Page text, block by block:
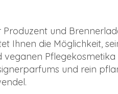
Produzent und
Ihnen die Möglichkeit,
veganen
und rein